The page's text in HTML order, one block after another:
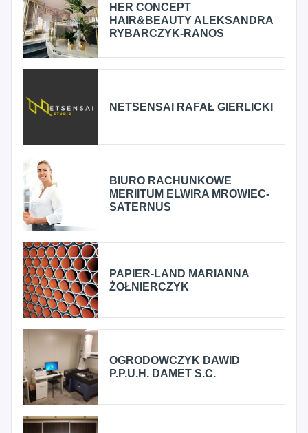
HER CONCEPT
HAIR&BEAUTY ALEKSANDRA
RYBARCZYK-RANOS
NETSENSAI RAFAŁ GIERLICKI
BIURO RACHUNKOWE
MERIITUM ELWIRA MROWIEC-
SATERNUS
PAPIER-LAND MARIANNA
ŻOŁNIERCZYK
OGRODOWCZYK DAWID
P.P.U.H. DAMET S.C.